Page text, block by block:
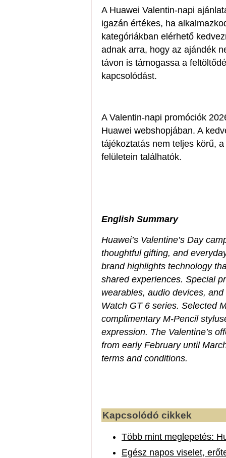
A Huawei Valentin-napi
igazán értékes, ha
kategóriákban elérhető
adnak arra, hogy az ajándék
távon is támogassa a
kapcsolódást.
A Valentin-napi promóciók
Huawei webshopjában. A
tájékoztatás nem teljes körű,
felületein találhatók.
English Summary
Huawei’s Valentine’s Day
thoughtful gifting, and
brand highlights technology
shared experiences. Special
wearables, audio devices,
Watch GT 6 series. Selected
complimentary M-Pencil
expression. The Valentine’s
from early February until
terms and conditions.
Kapcsolódó cikkek
Több mint meglepetés:
Egész napos viselet,